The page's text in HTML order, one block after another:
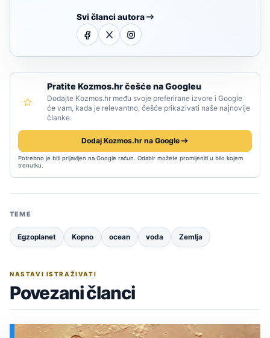
Svi članci autora
Pratite Kozmos.hr češće na Googleu
Dodajte Kozmos.hr među svoje preferirane izvore i Google
će vam, kada je relevantno, češće prikazivati naše najnovije
članke.
Dodaj Kozmos.hr na Google
Potrebno je biti prijavljen na Google račun. Odabir možete promijeniti u bilo kojem
trenutku.
TEME
Egzoplanet Kopno ocean voda Zemlja
NASTAVI ISTRAŽIVATI
Povezani članci